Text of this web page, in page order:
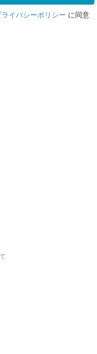
ライバシーポリシー に同意